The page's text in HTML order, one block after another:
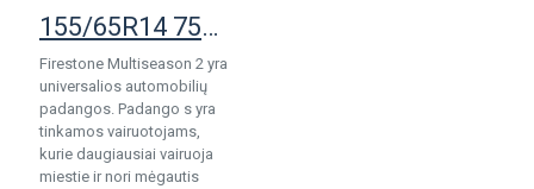
155/65R14 75T Firestone MultiSeason 2
Firestone Multiseason 2 yra
universalios automobilių
padangos. Padango s yra
tinkamos vairuotojams,
kurie daugiausiai vairuoja
miestie ir nori mėgautis